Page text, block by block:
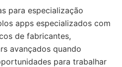
para especialização
apps especializados com
de fabricantes,
avançados quando
para trabalhar